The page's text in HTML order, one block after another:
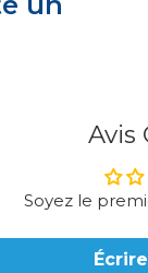
Avis
Soyez le